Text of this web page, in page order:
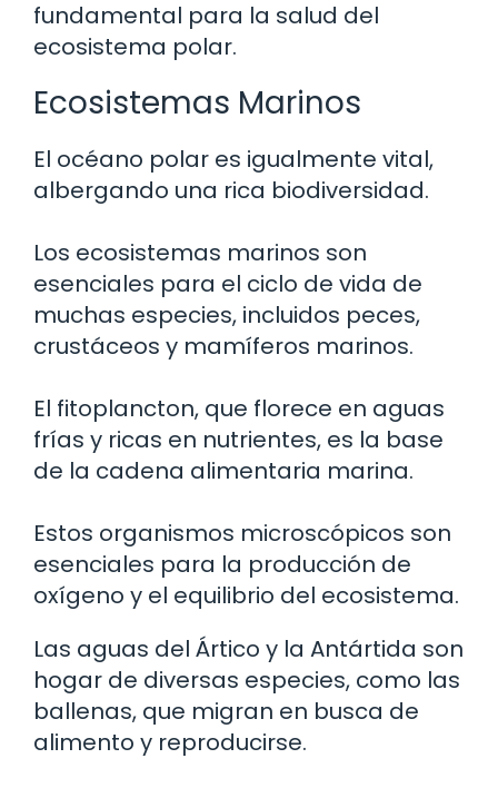
fundamental para la salud del
ecosistema polar.
Ecosistemas Marinos
El océano polar es igualmente vital,
albergando una rica biodiversidad.
Los ecosistemas marinos son
esenciales para el ciclo de vida de
muchas especies, incluidos peces,
crustáceos y mamíferos marinos.
El fitoplancton, que florece en aguas
frías y ricas en nutrientes, es la base
de la cadena alimentaria marina.
Estos organismos microscópicos son
esenciales para la producción de
oxígeno y el equilibrio del ecosistema.
Las aguas del Ártico y la Antártida son
hogar de diversas especies, como las
ballenas, que migran en busca de
alimento y reproducirse.